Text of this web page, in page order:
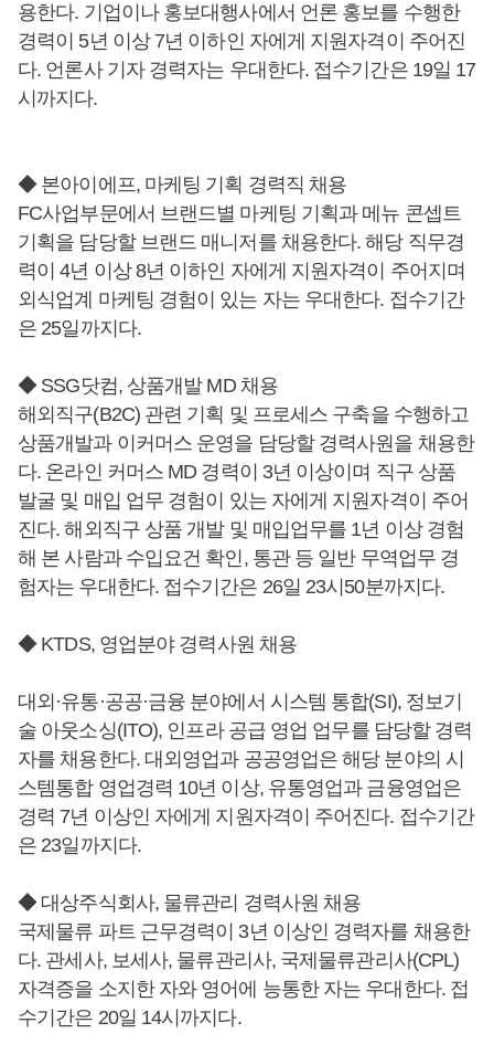
용한다. 기업이나 홍보대행사에서 언론 홍보를 수행한
경력이 5년 이상 7년 이하인 자에게 지원자격이 주어진
다. 언론사 기자 경력자는 우대한다. 접수기간은 19일 17
시까지다.
◆ 본아이에프, 마케팅 기획 경력직 채용
FC사업부문에서 브랜드별 마케팅 기획과 메뉴 콘셉트
기획을 담당할 브랜드 매니저를 채용한다. 해당 직무경
력이 4년 이상 8년 이하인 자에게 지원자격이 주어지며
외식업계 마케팅 경험이 있는 자는 우대한다. 접수기간
은 25일까지다.
◆ SSG닷컴, 상품개발 MD 채용
해외직구(B2C) 관련 기획 및 프로세스 구축을 수행하고
상품개발과 이커머스 운영을 담당할 경력사원을 채용한
다. 온라인 커머스 MD 경력이 3년 이상이며 직구 상품
발굴 및 매입 업무 경험이 있는 자에게 지원자격이 주어
진다. 해외직구 상품 개발 및 매입업무를 1년 이상 경험
해 본 사람과 수입요건 확인, 통관 등 일반 무역업무 경
험자는 우대한다. 접수기간은 26일 23시50분까지다.
◆ KTDS, 영업분야 경력사원 채용
대외·유통·공공·금융 분야에서 시스템 통합(SI), 정보기
술 아웃소싱(ITO), 인프라 공급 영업 업무를 담당할 경력
자를 채용한다. 대외영업과 공공영업은 해당 분야의 시
스템통합 영업경력 10년 이상, 유통영업과 금융영업은
경력 7년 이상인 자에게 지원자격이 주어진다. 접수기간
은 23일까지다.
◆ 대상주식회사, 물류관리 경력사원 채용
국제물류 파트 근무경력이 3년 이상인 경력자를 채용한
다. 관세사, 보세사, 물류관리사, 국제물류관리사(CPL)
자격증을 소지한 자와 영어에 능통한 자는 우대한다. 접
수기간은 20일 14시까지다.